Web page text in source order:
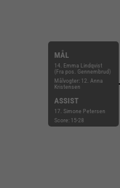
MÅL
14. Emma Lindqvist
(Fra pos. Gennembrud)
Målvogter: 12. Anna
Kristensen
ASSIST
17. Simone Petersen
Score: 15-28